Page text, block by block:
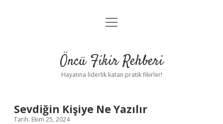
Anasayfa
Yasal Uyarı
menüyü
Öncü Fikir Rehberi
Hayatına liderlik katan pratik fikirler!
Sevdiğin Kişiye Ne Yazılır
Tarih: Ekim 25, 2024